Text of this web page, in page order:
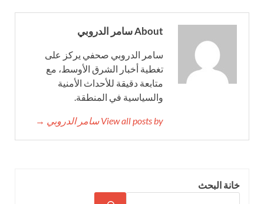
About سامر الدروبي
سامر الدروبي صحفي يركز على
تغطية أخبار الشرق الأوسط، مع
متابعة دقيقة للأحداث الأمنية
والسياسية في المنطقة.
View all posts by سامر الدروبي →
خانة البحث